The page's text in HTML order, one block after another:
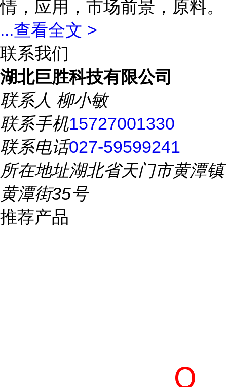
情，应用，市场前景，原料。
...查看全文 >
联系我们
湖北巨胜科技有限公司
联系人 柳小敏
联系手机15727001330
联系电话027-59599241
所在地址湖北省天门市黄潭镇
黄潭街35号
推荐产品